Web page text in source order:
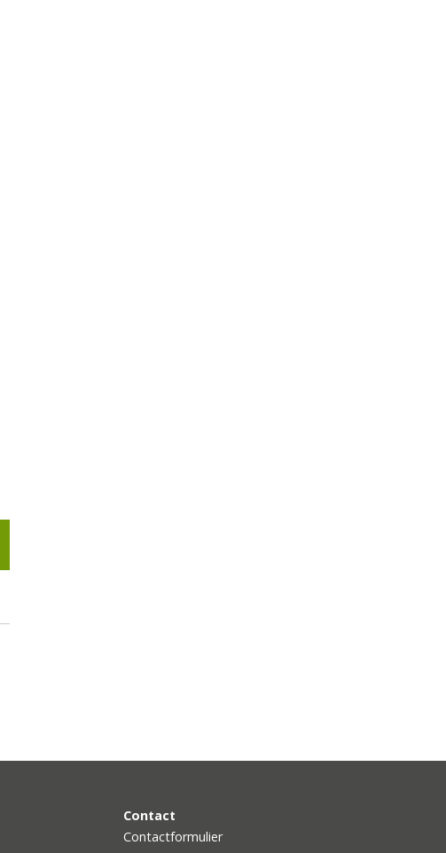
Contact
Contactformulier